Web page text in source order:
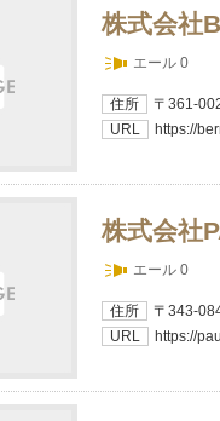
株式会社
エール 0
住所
〒361-
URL
https://
株式会社
エール 0
住所
〒343-
URL
https://